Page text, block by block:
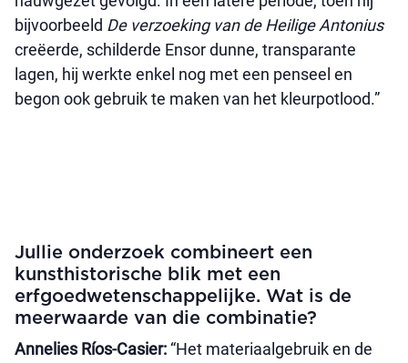
bijvoorbeeld De verzoeking van de Heilige Antonius
creëerde, schilderde Ensor dunne, transparante
lagen, hij werkte enkel nog met een penseel en
begon ook gebruik te maken van het kleurpotlood.”
Jullie onderzoek combineert een
kunsthistorische blik met een
erfgoedwetenschappelijke. Wat is de
meerwaarde van die combinatie?
Annelies Ríos-Casier: “Het materiaalgebruik en de